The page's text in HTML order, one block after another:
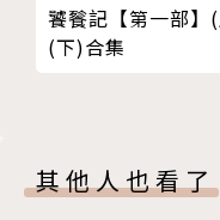
作者介紹
1980年生，彰化人
華大學台灣文學研究
饕餮記【第一部】
(下)合集
其他人也看了